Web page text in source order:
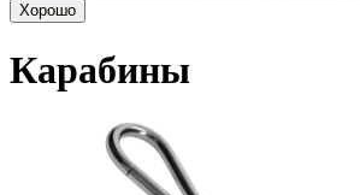
Хорошо
Карабины